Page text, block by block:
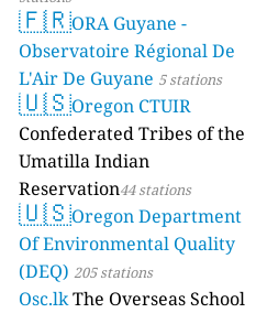
🇫🇷ORA Guyane -
Observatoire Régional De
L'Air De Guyane 5 stations
🇺🇸Oregon CTUIR
Confederated Tribes of the
Umatilla Indian
Reservation44 stations
🇺🇸Oregon Department
Of Environmental Quality
(DEQ) 205 stations
Osc.lkThe Overseas School